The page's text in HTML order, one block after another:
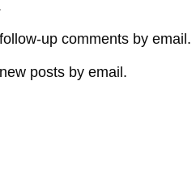
up comments by email.
posts by email.